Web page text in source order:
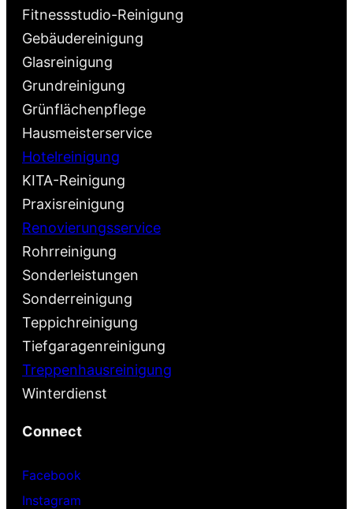
Fitnessstudio-Reinigung
Gebäudereinigung
Glasreinigung
Grundreinigung
Grünflächenpflege
Hausmeisterservice
Hotelreinigung
KITA-Reinigung
Praxisreinigung
Renovierungsservice
Rohrreinigung
Sonderleistungen
Sonderreinigung
Teppichreinigung
Tiefgaragenreinigung
Treppenhausreinigung
Winterdienst
Connect
Facebook
Instagram